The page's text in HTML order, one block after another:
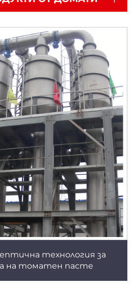
технология за
на томатен пасте